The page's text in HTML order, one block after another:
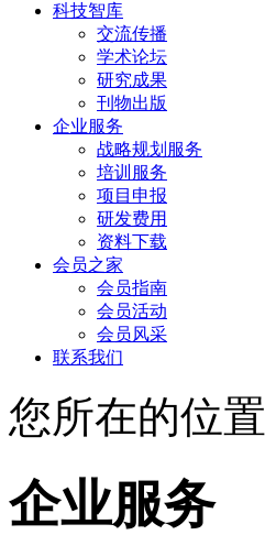
科技智库
交流传播
学术论坛
研究成果
刊物出版
企业服务
战略规划服务
培训服务
项目申报
研发费用
资料下载
会员之家
会员指南
会员活动
会员风采
联系我们
您所在的位置
企业服务